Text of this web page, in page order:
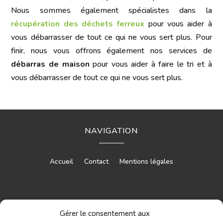
Gérer le consentement aux
Nous sommes également spécialistes dans la
récupération des déchets ferreux pour vous aider à
vous débarrasser de tout ce qui ne vous sert plus. Pour
finir, nous vous offrons également nos services de
débarras de maison pour vous aider à faire le tri et à
vous débarrasser de tout ce qui ne vous sert plus.
NAVIGATION
Accueil Contact Mentions légales